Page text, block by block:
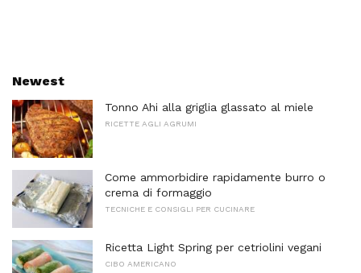
Newest
Tonno Ahi alla griglia glassato al miele
RICETTE AGLI AGRUMI
Come ammorbidire rapidamente burro o
crema di formaggio
TECNICHE E CONSIGLI PER CUCINARE
Ricetta Light Spring per cetriolini vegani
CIBO AMERICANO